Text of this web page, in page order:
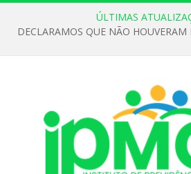
ÚLTIMAS